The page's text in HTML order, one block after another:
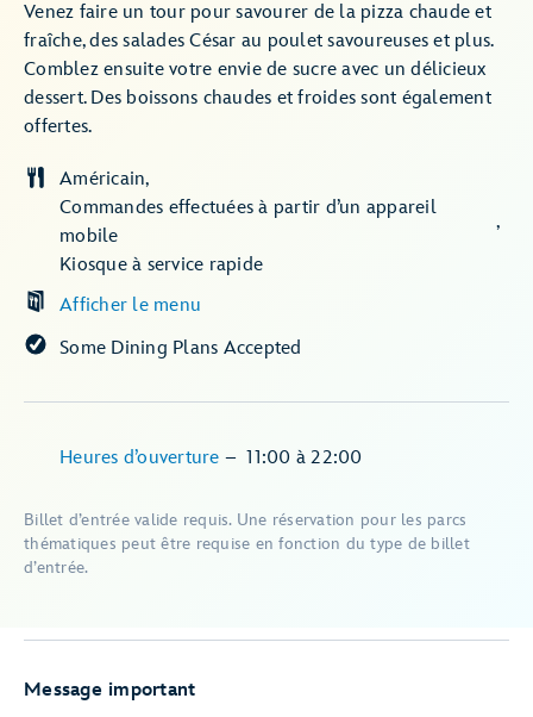
Venez faire un tour pour savourer de la pizza chaude et
fraîche, des salades César au poulet savoureuses et plus.
Comblez ensuite votre envie de sucre avec un délicieux
dessert. Des boissons chaudes et froides sont également
offertes.
Afficher le menu
Américain
Commandes effectuées à partir d’un appareil
mobile
Kiosque à service rapide
Some Dining Plans Accepted
Heures d’ouverture –11:00 à 22:00
Billet d’entrée valide requis. Une réservation pour les parcs
thématiques peut être requise en fonction du type de billet
d’entrée.
Message important